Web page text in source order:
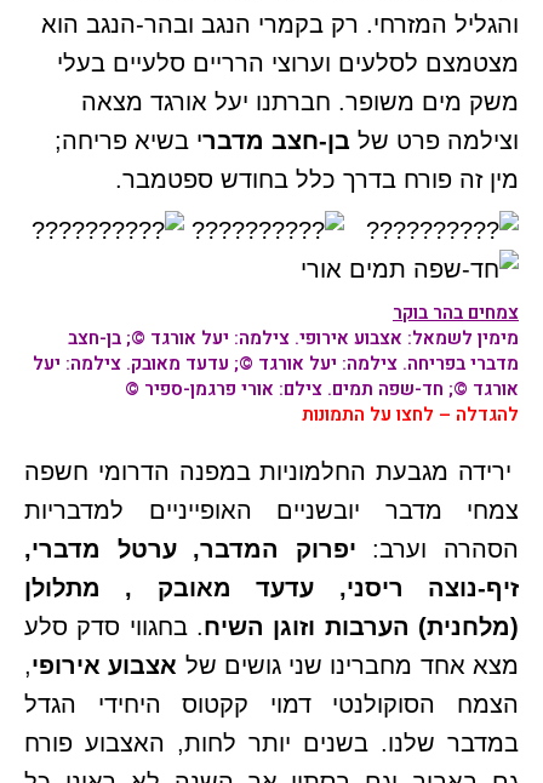
והגליל המזרחי. רק בקמרי הנגב ובהר-הנגב הוא
מצטמצם לסלעים וערוצי הרריים סלעיים בעלי
משק מים משופר. חברתנו יעל אורגד מצאה
וצילמה פרט של בן-חצב מדברי בשיא פריחה;
מין זה פורח בדרך כלל בחודש ספטמבר.
צמחים בהר בוקר
מימין לשמאל: אצבוע אירופי. צילמה: יעל אורגד ©; בן-חצב
מדבריבפריחה. צילמה: יעל אורגד ©; עדעד מאובק. צילמה: יעל
אורגד ©; חד-שפה תמים. צילם: אורי פרגמן-ספיר ©
להגדלה – לחצו על התמונות
ירידה מגבעת החלמוניות במפנה הדרומי חשפה
צמחי מדבר יובשניים האופייניים למדבריות
הסהרה וערב: יפרוק המדבר, ערטל מדברי,
זיף-נוצה ריסני, עדעד מאובק , מתלולן
(מלחנית) הערבות וזוגן השיח. בחגווי סדק סלע
מצא אחד מחברינו שני גושים של אצבוע אירופי,
הצמח הסוקולנטי דמוי קקטוס היחידי הגדל
במדבר שלנו. בשנים יותר לחות, האצבוע פורח